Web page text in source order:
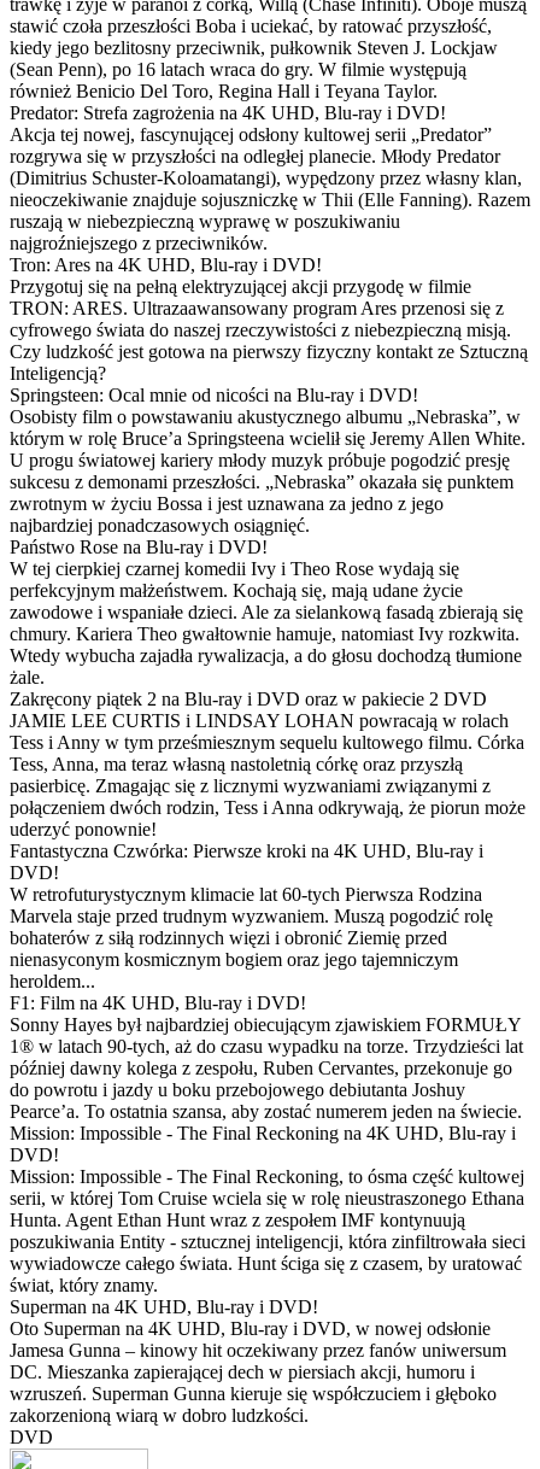
trawkę i żyje w paranoi z córką, Willą (Chase Infiniti). Oboje muszą
stawić czoła przeszłości Boba i uciekać, by ratować przyszłość,
kiedy jego bezlitosny przeciwnik, pułkownik Steven J. Lockjaw
(Sean Penn), po 16 latach wraca do gry. W filmie występują
również Benicio Del Toro, Regina Hall i Teyana Taylor.
Predator: Strefa zagrożenia na 4K UHD, Blu-ray i DVD!
Akcja tej nowej, fascynującej odsłony kultowej serii „Predator”
rozgrywa się w przyszłości na odległej planecie. Młody Predator
(Dimitrius Schuster-Koloamatangi), wypędzony przez własny klan,
nieoczekiwanie znajduje sojuszniczkę w Thii (Elle Fanning). Razem
ruszają w niebezpieczną wyprawę w poszukiwaniu
najgroźniejszego z przeciwników.
Tron: Ares na 4K UHD, Blu-ray i DVD!
Przygotuj się na pełną elektryzującej akcji przygodę w filmie
TRON: ARES. Ultrazaawansowany program Ares przenosi się z
cyfrowego świata do naszej rzeczywistości z niebezpieczną misją.
Czy ludzkość jest gotowa na pierwszy fizyczny kontakt ze Sztuczną
Inteligencją?
Springsteen: Ocal mnie od nicości na Blu-ray i DVD!
Osobisty film o powstawaniu akustycznego albumu „Nebraska”, w
którym w rolę Bruce’a Springsteena wcielił się Jeremy Allen White.
U progu światowej kariery młody muzyk próbuje pogodzić presję
sukcesu z demonami przeszłości. „Nebraska” okazała się punktem
zwrotnym w życiu Bossa i jest uznawana za jedno z jego
najbardziej ponadczasowych osiągnięć.
Państwo Rose na Blu-ray i DVD!
W tej cierpkiej czarnej komedii Ivy i Theo Rose wydają się
perfekcyjnym małżeństwem. Kochają się, mają udane życie
zawodowe i wspaniałe dzieci. Ale za sielankową fasadą zbierają się
chmury. Kariera Theo gwałtownie hamuje, natomiast Ivy rozkwita.
Wtedy wybucha zajadła rywalizacja, a do głosu dochodzą tłumione
żale.
Zakręcony piątek 2 na Blu-ray i DVD oraz w pakiecie 2 DVD
JAMIE LEE CURTIS i LINDSAY LOHAN powracają w rolach
Tess i Anny w tym prześmiesznym sequelu kultowego filmu. Córka
Tess, Anna, ma teraz własną nastoletnią córkę oraz przyszłą
pasierbicę. Zmagając się z licznymi wyzwaniami związanymi z
połączeniem dwóch rodzin, Tess i Anna odkrywają, że piorun może
uderzyć ponownie!
Fantastyczna Czwórka: Pierwsze kroki na 4K UHD, Blu-ray i
DVD!
W retrofuturystycznym klimacie lat 60-tych Pierwsza Rodzina
Marvela staje przed trudnym wyzwaniem. Muszą pogodzić rolę
bohaterów z siłą rodzinnych więzi i obronić Ziemię przed
nienasyconym kosmicznym bogiem oraz jego tajemniczym
heroldem...
F1: Film na 4K UHD, Blu-ray i DVD!
Sonny Hayes był najbardziej obiecującym zjawiskiem FORMUŁY
1® w latach 90-tych, aż do czasu wypadku na torze. Trzydzieści lat
później dawny kolega z zespołu, Ruben Cervantes, przekonuje go
do powrotu i jazdy u boku przebojowego debiutanta Joshuy
Pearce’a. To ostatnia szansa, aby zostać numerem jeden na świecie.
Mission: Impossible - The Final Reckoning na 4K UHD, Blu-ray i
DVD!
Mission: Impossible - The Final Reckoning, to ósma część kultowej
serii, w której Tom Cruise wciela się w rolę nieustraszonego Ethana
Hunta. Agent Ethan Hunt wraz z zespołem IMF kontynuują
poszukiwania Entity - sztucznej inteligencji, która zinfiltrowała sieci
wywiadowcze całego świata. Hunt ściga się z czasem, by uratować
świat, który znamy.
Superman na 4K UHD, Blu-ray i DVD!
Oto Superman na 4K UHD, Blu-ray i DVD, w nowej odsłonie
Jamesa Gunna – kinowy hit oczekiwany przez fanów uniwersum
DC. Mieszanka zapierającej dech w piersiach akcji, humoru i
wzruszeń. Superman Gunna kieruje się współczuciem i głęboko
zakorzenioną wiarą w dobro ludzkości.
DVD